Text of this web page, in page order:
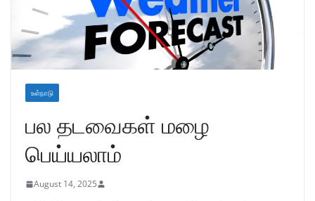
உள்நாடு
பல தடவைகள் மழை
பெய்யலாம்
August 14, 2025